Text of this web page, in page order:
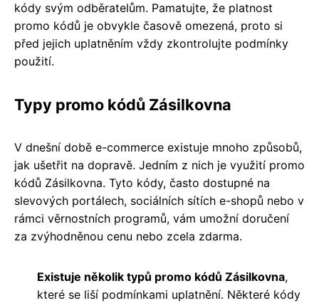
kódy svým odběratelům. Pamatujte, že platnost
promo kódů je obvykle časově omezená, proto si
před jejich uplatněním vždy zkontrolujte podmínky
použití.
Typy promo kódů Zásilkovna
V dnešní době e-commerce existuje mnoho způsobů,
jak ušetřit na dopravě. Jedním z nich je využití promo
kódů Zásilkovna. Tyto kódy, často dostupné na
slevových portálech, sociálních sítích e-shopů nebo v
rámci věrnostních programů, vám umožní doručení
za zvýhodněnou cenu nebo zcela zdarma.
Existuje několik typů promo kódů Zásilkovna,
které se liší podmínkami uplatnění. Některé kódy